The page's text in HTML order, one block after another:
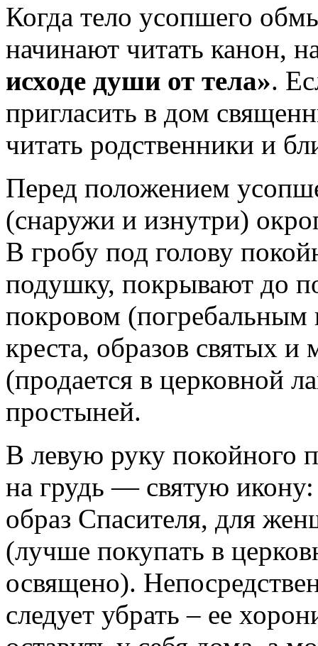
Когда тело усопшего
начинают читать канон,
исходе души от тела».
пригласить в дом
читать родственники и
Перед положением
(снаружи и изнутри)
В гробу под голову
подушку, покрывают до
покровом
креста, образов святых
(продается в церковной
простыней.
В левую руку покойного
на грудь — святую
образ Спасителя, для
(лучше покупать в
освящено).
следует убрать – ее